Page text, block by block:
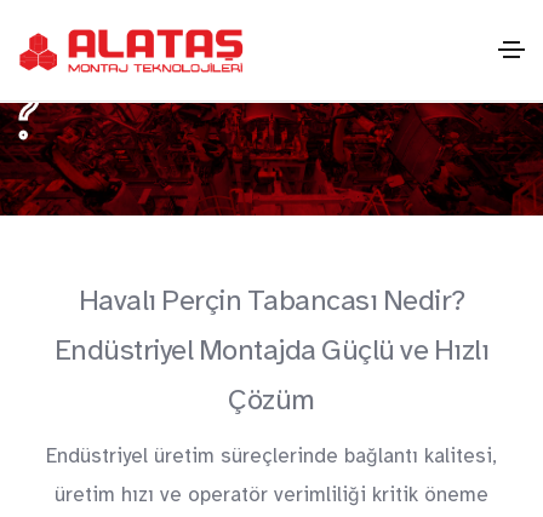
Havalı Perçin Tabancası Nedir?
Endüstriyel Montajda Güçlü ve Hızlı
Çözüm
Endüstriyel üretim süreçlerinde bağlantı kalitesi,
üretim hızı ve operatör verimliliği kritik öneme